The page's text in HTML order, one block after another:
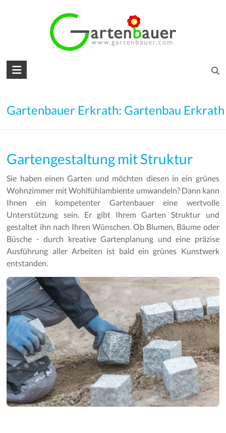
den
Träume
Gartengestaltung
–
Gartenbau
–
Gartenpflege
Gartenbauer Erkrath: Gartenbau Erkrath
Gartengestaltung mit Struktur
Sie haben einen Garten und möchten diesen in ein grünes
Wohnzimmer mit Wohlfühlambiente umwandeln? Dann kann
Ihnen ein kompetenter Gartenbauer eine wertvolle
Unterstützung sein. Er gibt Ihrem Garten Struktur und
gestaltet ihn nach Ihren Wünschen. Ob Blumen, Bäume oder
Büsche - durch kreative Gartenplanung und eine präzise
Ausführung aller Arbeiten ist bald ein grünes Kunstwerk
entstanden.